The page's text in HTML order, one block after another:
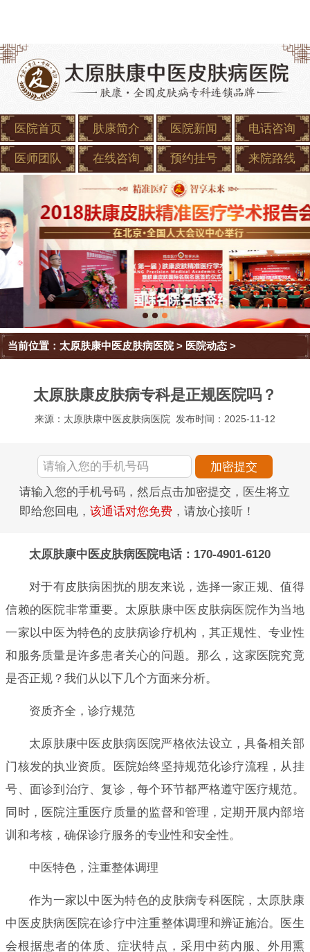
医院首页 肤康简介 医院新闻 电话咨询
医师团队 在线咨询 预约挂号 来院路线
当前位置： 太原肤康中医皮肤病医院> 医院动态 >
太原肤康皮肤病专科是正规医院吗？
来源：太原肤康中医皮肤病医院 发布时间：2025-11-12
请输入您的手机号码，然后点击加密提交，医生将立
即给您回电， 该通话对您免费 ，请放心接听！
太原肤康中医皮肤病医院电话：170-4901-6120
对于有皮肤病困扰的朋友来说，选择一家正规、值得
信赖的医院非常重要。太原肤康中医皮肤病医院作为当地
一家以中医为特色的皮肤病诊疗机构，其正规性、专业性
和服务质量是许多患者关心的问题。那么，这家医院究竟
是否正规？我们从以下几个方面来分析。
资质齐全，诊疗规范
太原肤康中医皮肤病医院严格依法设立，具备相关部
门核发的执业资质。医院始终坚持规范化诊疗流程，从挂
号、面诊到治疗、复诊，每个环节都严格遵守医疗规范。
同时，医院注重医疗质量的监督和管理，定期开展内部培
训和考核，确保诊疗服务的专业性和安全性。
中医特色，注重整体调理
作为一家以中医为特色的皮肤病专科医院，太原肤康
中医皮肤病医院在诊疗中注重整体调理和辨证施治。医生
会根据患者的体质、症状特点，采用中药内服、外用熏